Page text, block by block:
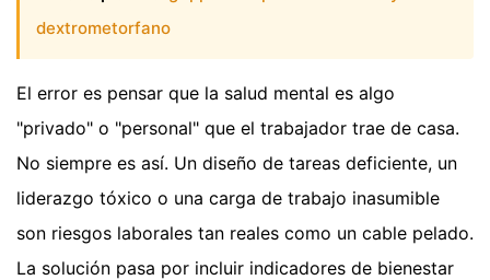
dextrometorfano
El error es pensar que la salud mental es algo
"privado" o "personal" que el trabajador trae de casa.
No siempre es así. Un diseño de tareas deficiente, un
liderazgo tóxico o una carga de trabajo inasumible
son riesgos laborales tan reales como un cable pelado.
La solución pasa por incluir indicadores de bienestar